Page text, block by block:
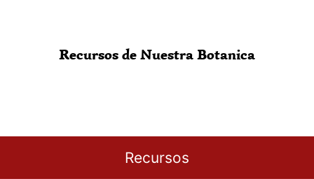
Recursos de Nuestra Botanica
Recursos